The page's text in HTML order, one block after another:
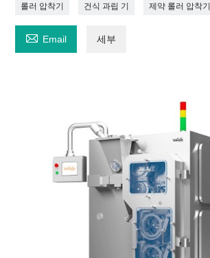
롤러 압착기 건식 과립 기 제약 롤러 압착기
 Email 세부